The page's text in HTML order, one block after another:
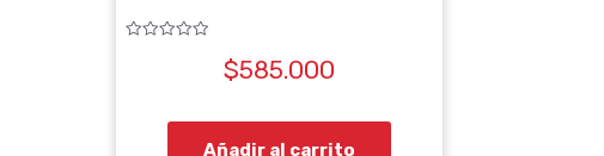
$585.000
Añadir al carrito